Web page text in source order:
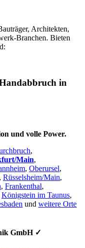
Architekten,
Branchen. Bieten
in
und volle Power.
,
Main,
, Oberursel,
, Rüsselsheim/Main,
, Frankenthal,
Königstein im Taunus,
und weitere Orte
GmbH ✓